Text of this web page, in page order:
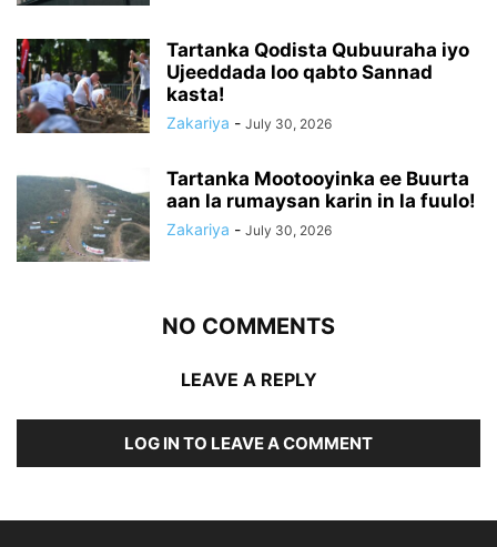
Tartanka Qodista Qubuuraha iyo
Ujeeddada loo qabto Sannad
kasta!
Zakariya - July 30, 2026
Tartanka Mootooyinka ee Buurta
aan la rumaysan karin in la fuulo!
Zakariya - July 30, 2026
NO COMMENTS
LEAVE A REPLY
LOG IN TO LEAVE A COMMENT